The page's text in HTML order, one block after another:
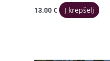
13.00€ Į krepšelį